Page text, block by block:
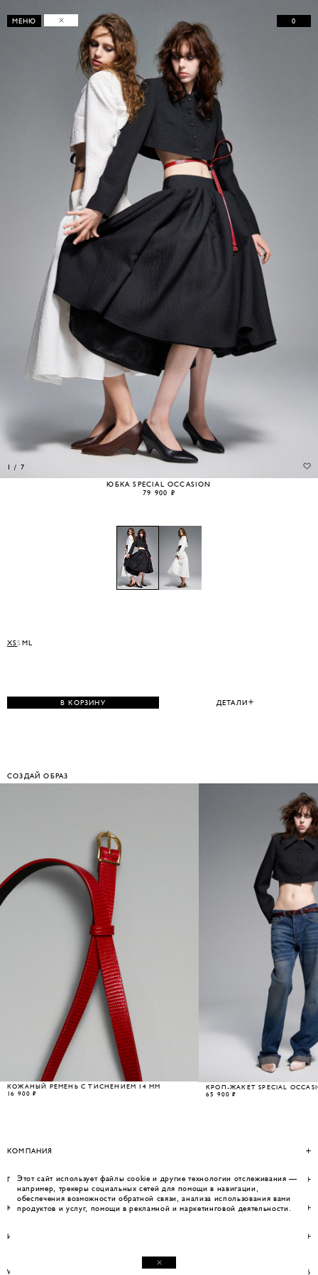
МЕНЮ 0
1 / 7
ЮБКА SPECIAL OCCASION
79 900 ₽
XSS ML
ДЕТАЛИ
В КОРЗИНУ
СОЗДАЙ ОБРАЗ
КОЖАНЫЙ РЕМЕНЬ С ТИСНЕНИЕМ 14 ММ
16 900 ₽
КРОП-ЖАКЕТ SPECIAL
65 900 ₽
КОМПАНИЯ
ПОМОЩЬ
КОНТАКТЫ
ИНФОРМАЦИЯ
WEBSITE BY UMWELT © WOS 2026
Этот сайт использует файлы cookie и другие технологии отслеживания —
например, трекеры социальных сетей для помощи в навигации,
обеспечения возможности обратной связи, анализа использования вами
продуктов и услуг, помощи в рекламной и маркетинговой деятельности.